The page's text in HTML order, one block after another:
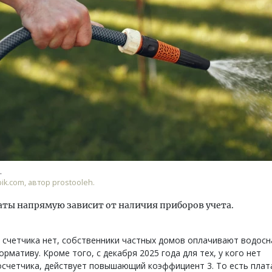
автор prostooleh.
напрямую зависит от наличия приборов учета.
счетчика нет, собственники частных домов оплачивают
Кроме того, с декабря 2025 года для тех, у кого нет
действует повышающий коэффициент 3. То есть
код начинается с
Смелость архитектурных
Генеральный директор
ЗИАС — об эстетике
трендах в фасадах и
СТРОИТЕЛЬСТВО